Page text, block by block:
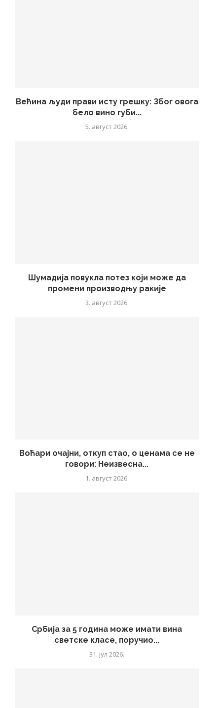
Већина људи прави исту грешку: Због овога
бело вино губи...
5. август 2026.
Шумадија повукла потез који може да
промени производњу ракије
3. август 2026.
Воћари очајни, откуп стао, о ценама се не
говори: Неизвесна...
1. август 2026.
Србија за 5 година може имати вина
светске класе, поручио...
31. јул 2026.